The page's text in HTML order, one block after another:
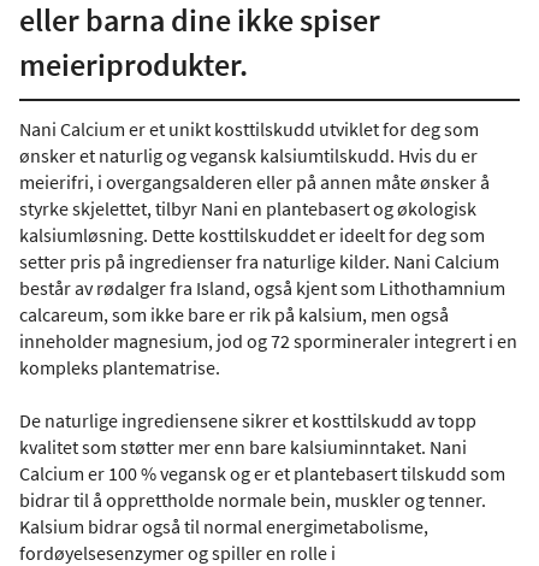
eller barna dine ikke spiser
meieriprodukter.
Nani Calcium er et unikt kosttilskudd utviklet for deg som
ønsker et naturlig og vegansk kalsiumtilskudd. Hvis du er
meierifri, i overgangsalderen eller på annen måte ønsker å
styrke skjelettet, tilbyr Nani en plantebasert og økologisk
kalsiumløsning. Dette kosttilskuddet er ideelt for deg som
setter pris på ingredienser fra naturlige kilder. Nani Calcium
består av rødalger fra Island, også kjent som Lithothamnium
calcareum, som ikke bare er rik på kalsium, men også
inneholder magnesium, jod og 72 spormineraler integrert i en
kompleks plantematrise.
De naturlige ingrediensene sikrer et kosttilskudd av topp
kvalitet som støtter mer enn bare kalsiuminntaket. Nani
Calcium er 100 % vegansk og er et plantebasert tilskudd som
bidrar til å opprettholde normale bein, muskler og tenner.
Kalsium bidrar også til normal energimetabolisme,
fordøyelsesenzymer og spiller en rolle i